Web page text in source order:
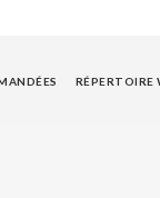
RÉPERTOIRE